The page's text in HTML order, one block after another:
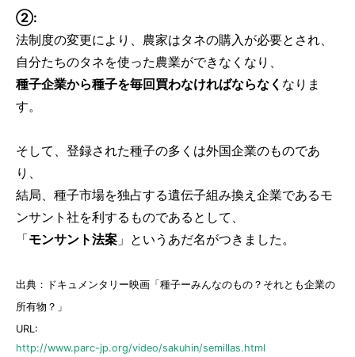
②:
法制度の変更により、農家はタネの購入が必要とされ、
自分たちのタネを使った農業ができなくなり、
種子企業から種子を毎回買わなければならなく なりま
す。
そして、登録された種子の多くは外国企業のものであ
り、
結局、種子市場を独占する遺伝子組み換え企業であるモ
ンサント社を利するものであるとして、
「モンサント法案 」というあだ名がつきました。
出典：ドキュメンタリー映画「種子ーみんなのもの？それとも企業の
所有物？」
URL:
http://www.parc-jp.org/video/sakuhin/semillas.html